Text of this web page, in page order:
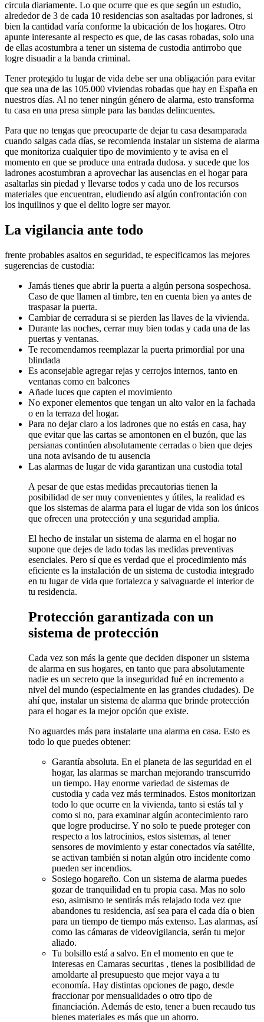
circula diariamente. Lo que ocurre que es que según un estudio,
alrededor de 3 de cada 10 residencias son asaltadas por ladrones, si
bien la cantidad varía conforme la ubicación de los hogares. Otro
apunte interesante al respecto es que, de las casas robadas, solo una
de ellas acostumbra a tener un sistema de custodia antirrobo que
logre disuadir a la banda criminal.
Tener protegido tu lugar de vida debe ser una obligación para evitar
que sea una de las 105.000 viviendas robadas que hay en España en
nuestros días. Al no tener ningún género de alarma, esto transforma
tu casa en una presa simple para las bandas delincuentes.
Para que no tengas que preocuparte de dejar tu casa desamparada
cuando salgas cada días, se recomienda instalar un sistema de alarma
que monitoriza cualquier tipo de movimiento y te avisa en el
momento en que se produce una entrada dudosa. y sucede que los
ladrones acostumbran a aprovechar las ausencias en el hogar para
asaltarlas sin piedad y llevarse todos y cada uno de los recursos
materiales que encuentran, eludiendo así algún confrontación con
los inquilinos y que el delito logre ser mayor.
La vigilancia ante todo
frente probables asaltos en seguridad, te especificamos las mejores
sugerencias de custodia:
Jamás tienes que abrir la puerta a algún persona sospechosa.
Caso de que llamen al timbre, ten en cuenta bien ya antes de
traspasar la puerta.
Cambiar de cerradura si se pierden las llaves de la vivienda.
Durante las noches, cerrar muy bien todas y cada una de las
puertas y ventanas.
Te recomendamos reemplazar la puerta primordial por una
blindada
Es aconsejable agregar rejas y cerrojos internos, tanto en
ventanas como en balcones
Añade luces que capten el movimiento
No exponer elementos que tengan un alto valor en la fachada
o en la terraza del hogar.
Para no dejar claro a los ladrones que no estás en casa, hay
que evitar que las cartas se amontonen en el buzón, que las
persianas continúen absolutamente cerradas o bien que dejes
una nota avisando de tu ausencia
Las alarmas de lugar de vida garantizan una custodia total
A pesar de que estas medidas precautorias tienen la
posibilidad de ser muy convenientes y útiles, la realidad es
que los sistemas de alarma para el lugar de vida son los únicos
que ofrecen una protección y una seguridad amplia.
El hecho de instalar un sistema de alarma en el hogar no
supone que dejes de lado todas las medidas preventivas
esenciales. Pero sí que es verdad que el procedimiento más
eficiente es la instalación de un sistema de custodia integrado
en tu lugar de vida que fortalezca y salvaguarde el interior de
tu residencia.
Protección garantizada con un
sistema de protección
Cada vez son más la gente que deciden disponer un sistema
de alarma en sus hogares, en tanto que para absolutamente
nadie es un secreto que la inseguridad fué en incremento a
nivel del mundo (especialmente en las grandes ciudades). De
ahí que, instalar un sistema de alarma que brinde protección
para el hogar es la mejor opción que existe.
No aguardes más para instalarte una alarma en casa. Esto es
todo lo que puedes obtener:
Garantía absoluta. En el planeta de las seguridad en el
hogar, las alarmas se marchan mejorando transcurrido
un tiempo. Hay enorme variedad de sistemas de
custodia y cada vez más terminados. Estos monitorizan
todo lo que ocurre en la vivienda, tanto si estás tal y
como si no, para examinar algún acontecimiento raro
que logre producirse. Y no solo te puede proteger con
respecto a los latrocinios, estos sistemas, al tener
sensores de movimiento y estar conectados vía satélite,
se activan también si notan algún otro incidente como
pueden ser incendios.
Sosiego hogareño. Con un sistema de alarma puedes
gozar de tranquilidad en tu propia casa. Mas no solo
eso, asimismo te sentirás más relajado toda vez que
abandones tu residencia, así sea para el cada día o bien
para un tiempo de tiempo más extenso. Las alarmas, así
como las cámaras de videovigilancia, serán tu mejor
aliado.
Tu bolsillo está a salvo. En el momento en que te
interesas en Camaras securitas , tienes la posibilidad de
amoldarte al presupuesto que mejor vaya a tu
economía. Hay distintas opciones de pago, desde
fraccionar por mensualidades o otro tipo de
financiación. Además de esto, tener a buen recaudo tus
bienes materiales es más que un ahorro.